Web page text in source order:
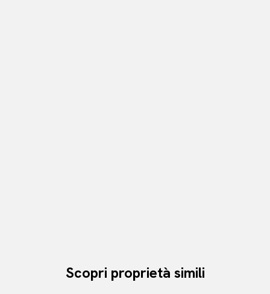
Scopri proprietà simili